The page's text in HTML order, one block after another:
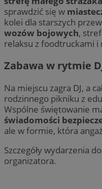
sprawdzić się w
kolei dla starszych
wozów bojowych,
relaksu z foodtruckami i
Zabawa w rytmie
Na miejscu zagra DJ, a
rodzinnego pikniku z
Wspólne świętowanie
świadomości
ale w formie, która
Szczegóły wydarzenia
organizatora.